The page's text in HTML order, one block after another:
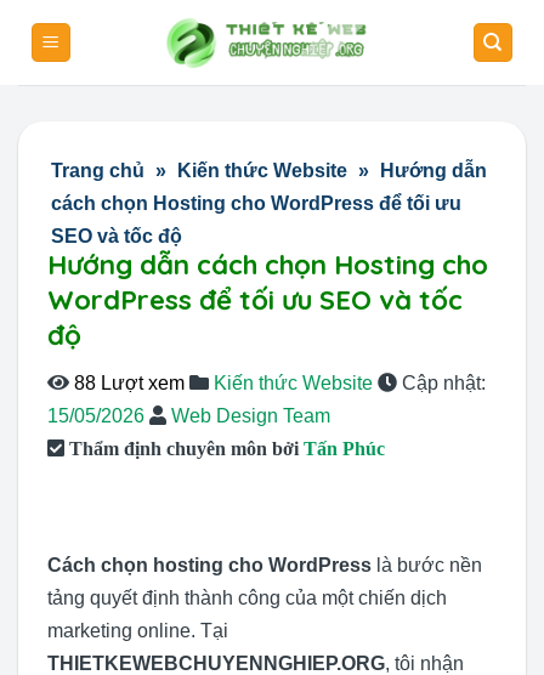
content
Trang chủ » Kiến thức Website »
Hướng dẫn
cách chọn Hosting cho WordPress để tối ưu
SEO và tốc độ
Hướng dẫn cách chọn Hosting cho
WordPress để tối ưu SEO và tốc
độ
88 Lượt xem Kiến thức Website
Cập nhật:
15/05/2026
Web Design Team
Thẩm định chuyên môn bởi Tấn Phúc
Cách chọn hosting cho WordPress là bước nền
tảng quyết định thành công của một chiến dịch
marketing online. Tại
THIETKEWEBCHUYENNGHIEP.ORG, tôi nhận